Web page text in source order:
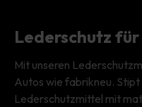
Lederschutz
Mit unseren
Autos wie fabrikneu.
Lederschutzmittel mit